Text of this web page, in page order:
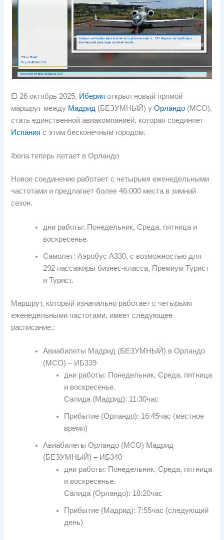
El 26 октябрь 2025, Иберия открыл новый прямой
маршрут между Мадрид (БЕЗУМНЫЙ) уОрландо (МСО),
стать единственной авиакомпанией, которая соединяет
Испания с этим бесконечным городом.
Iberia теперь летает в Орландо
Новое соединение работает с четырьмя еженедельными
частотами и предлагает более 46.000 места в зимний
сезон.
дни работы: Понедельник, Среда, пятница и
воскресенье.
Самолет: Аэробус А330, с возможностью для
292 пассажиры бизнес-класса, Премиум Турист
и Турист.
Маршрут, который изначально работает с четырьмя
еженедельными частотами, имеет следующее
расписание.:
Авиабилеты Мадрид (БЕЗУМНЫЙ) в Орландо
(МСО) – ИБ339
дни работы: Понедельник, Среда, пятница
и воскресенье.
Салида (Мадрид): 11:30час
Прибытие (Орландо): 16:45час (местное
время)
Авиабилеты Орландо (МСО) Мадрид
(БЕЗУМНЫЙ) – ИБ340
дни работы: Понедельник, Среда, пятница
и воскресенье.
Салида (Орландо): 18:20час
Прибытие (Мадрид): 7:55час (следующий
день)